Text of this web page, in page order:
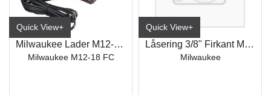
Quick View+
Milwaukee Lader M12-18 FC 230V
Milwaukee M12-18 FC
Quick View+
Låsering 3/8" Firkant Muttertrekker
Milwaukee